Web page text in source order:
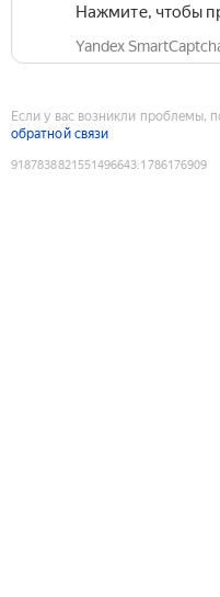
Нажмите, чтобы
Yandex
Если у вас возникли проблемы,
обратной связи
9187838821551496643:1786176909